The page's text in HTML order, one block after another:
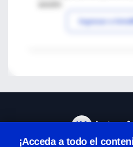
Ingresar a
¡Acceda a todo el